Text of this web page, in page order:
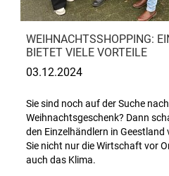
WEIHNACHTSSHOPPING:
BIETET VIELE VORTEILE
03.12.2024
Sie sind noch auf der Suche
Weihnachtsgeschenk? Dann
den Einzelhändlern in
Sie nicht nur die Wirtschaft vor
auch das Klima.